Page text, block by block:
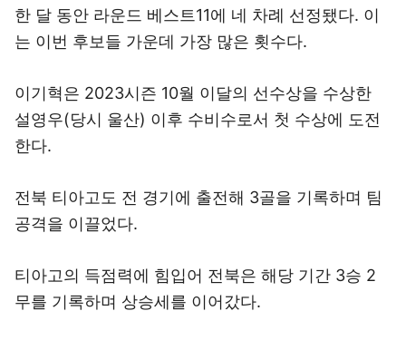
한 달 동안 라운드 베스트11에 네 차례 선정됐다. 이
는 이번 후보들 가운데 가장 많은 횟수다.
이기혁은 2023시즌 10월 이달의 선수상을 수상한
설영우(당시 울산) 이후 수비수로서 첫 수상에 도전
한다.
전북 티아고도 전 경기에 출전해 3골을 기록하며 팀
공격을 이끌었다.
티아고의 득점력에 힘입어 전북은 해당 기간 3승 2
무를 기록하며 상승세를 이어갔다.